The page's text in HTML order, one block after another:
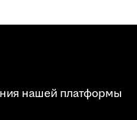
нашей платформы